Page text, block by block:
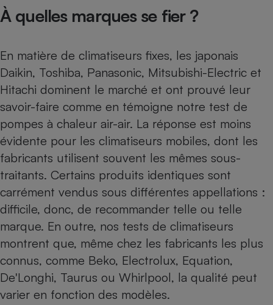
À quelles marques se fier ?
En matière de climatiseurs fixes, les japonais
Daikin, Toshiba, Panasonic, Mitsubishi-Electric et
Hitachi dominent le marché et ont prouvé leur
savoir-faire comme en témoigne notre test de
pompes à chaleur air-air. La réponse est moins
évidente pour les climatiseurs mobiles, dont les
fabricants utilisent souvent les mêmes sous-
traitants. Certains produits identiques sont
carrément vendus sous différentes appellations :
difficile, donc, de recommander telle ou telle
marque. En outre, nos tests de climatiseurs
montrent que, même chez les fabricants les plus
connus, comme Beko, Electrolux, Equation,
De'Longhi, Taurus ou Whirlpool, la qualité peut
varier en fonction des modèles.